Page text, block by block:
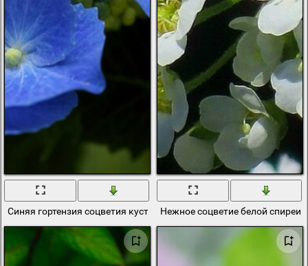
Синяя гортензия соцветия куста Нежное соцветие белой спиреи